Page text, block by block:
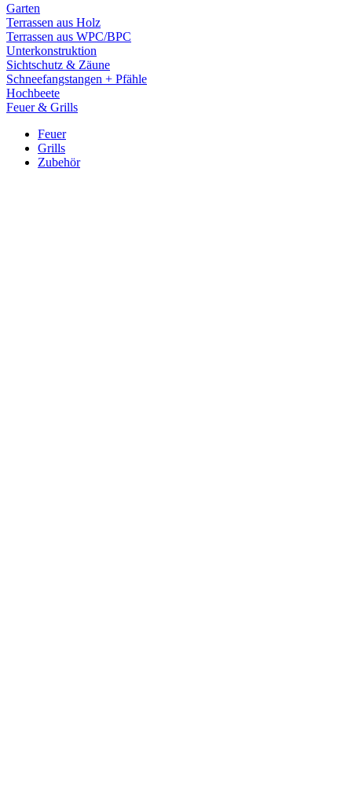
Garten
Terrassen aus Holz
Terrassen aus WPC/BPC
Unterkonstruktion
Sichtschutz & Zäune
Schneefangstangen + Pfähle
Hochbeete
Feuer & Grills
Feuer
Grills
Zubehör